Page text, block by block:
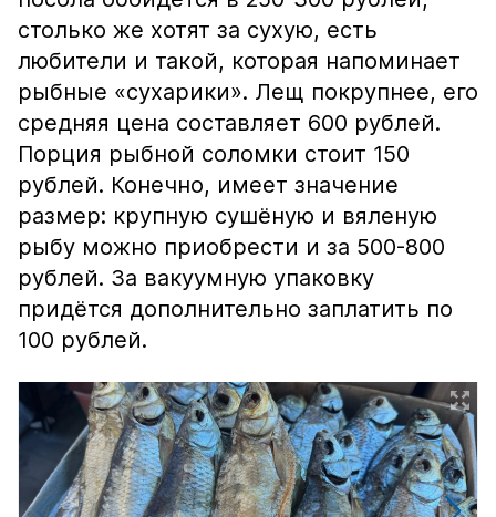
столько же хотят за сухую, есть
любители и такой, которая напоминает
рыбные «сухарики». Лещ покрупнее, его
средняя цена составляет 600 рублей.
Порция рыбной соломки стоит 150
рублей. Конечно, имеет значение
размер: крупную сушёную и вяленую
рыбу можно приобрести и за 500-800
рублей. За вакуумную упаковку
придётся дополнительно заплатить по
100 рублей.